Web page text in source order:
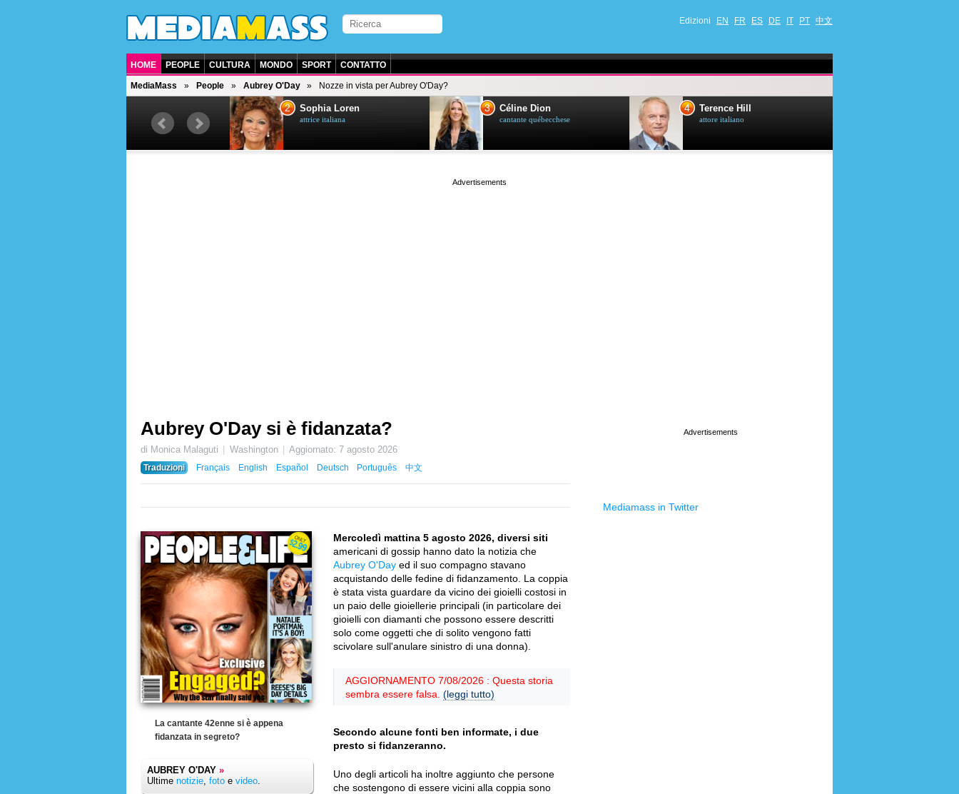
Edizioni EN FR ES DE IT PT 中文
HOME PEOPLE CULTURA MONDO SPORT CONTATTO
MediaMass People Aubrey O'Day Nozze in vista per Aubrey O'Day?
attore americano
2 Sophia Loren
attrice italiana
3 Céline Dion
cantante québecchese
4 Terence Hill
attore italiano
Aubrey O'Day si è fidanzata?
di Monica Malaguti Washington Aggiornato: 7 agosto 2026
Traduzioni
Français English Español Deutsch Português 中文
La cantante 42enne si è appena
fidanzata in segreto?
AUBREY O'DAY »
Ultime notizie, foto e video.
Mercoledì mattina 5 agosto 2026, diversi siti
americani di gossip hanno dato la notizia che
Aubrey O'Day ed il suo compagno stavano
acquistando delle fedine di fidanzamento. La coppia
è stata vista guardare da vicino dei gioielli costosi in
un paio delle gioiellerie principali (in particolare dei
gioielli con diamanti che possono essere descritti
solo come oggetti che di solito vengono fatti
scivolare sull'anulare sinistro di una donna).
AGGIORNAMENTO 7/08/2026 : Questa storia
sembra essere falsa. (leggi tutto)
Secondo alcune fonti ben informate, i due
presto si fidanzeranno.
Uno degli articoli ha inoltre aggiunto che persone
che sostengono di essere vicini alla coppia sono
Mediamass in Twitter